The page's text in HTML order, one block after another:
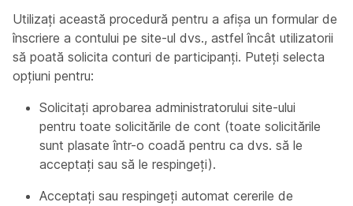
Utilizați această procedură pentru a afișa un formular de
înscriere a contului pe site-ul dvs., astfel încât utilizatorii
să poată solicita conturi de participanți. Puteți selecta
opțiuni pentru:
Solicitați aprobarea administratorului site-ului
pentru toate solicitările de cont (toate solicitările
sunt plasate într-o coadă pentru ca dvs. să le
acceptați sau să le respingeți).
Acceptați sau respingeți automat cererile de